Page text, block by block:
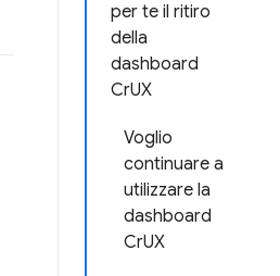
per te il ritiro
della
dashboard
CrUX
Voglio
continuare a
utilizzare la
dashboard
CrUX